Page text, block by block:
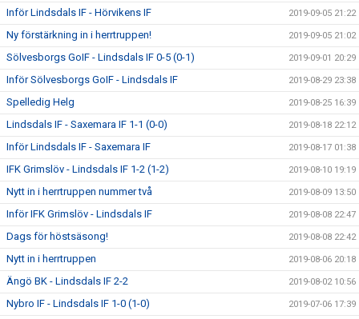
Inför Lindsdals IF - Hörvikens IF 2019-09-05 21:22
Ny förstärkning in i herrtruppen! 2019-09-05 21:02
Sölvesborgs GoIF - Lindsdals IF 0-5 (0-1) 2019-09-01 20:29
Inför Sölvesborgs GoIF - Lindsdals IF 2019-08-29 23:38
Spelledig Helg 2019-08-25 16:39
Lindsdals IF - Saxemara IF 1-1 (0-0) 2019-08-18 22:12
Inför Lindsdals IF - Saxemara IF 2019-08-17 01:38
IFK Grimslöv - Lindsdals IF 1-2 (1-2) 2019-08-10 19:19
Nytt in i herrtruppen nummer två 2019-08-09 13:50
Inför IFK Grimslöv - Lindsdals IF 2019-08-08 22:47
Dags för höstsäsong! 2019-08-08 22:42
Nytt in i herrtruppen 2019-08-06 20:18
Ängö BK - Lindsdals IF 2-2 2019-08-02 10:56
Nybro IF - Lindsdals IF 1-0 (1-0) 2019-07-06 17:39